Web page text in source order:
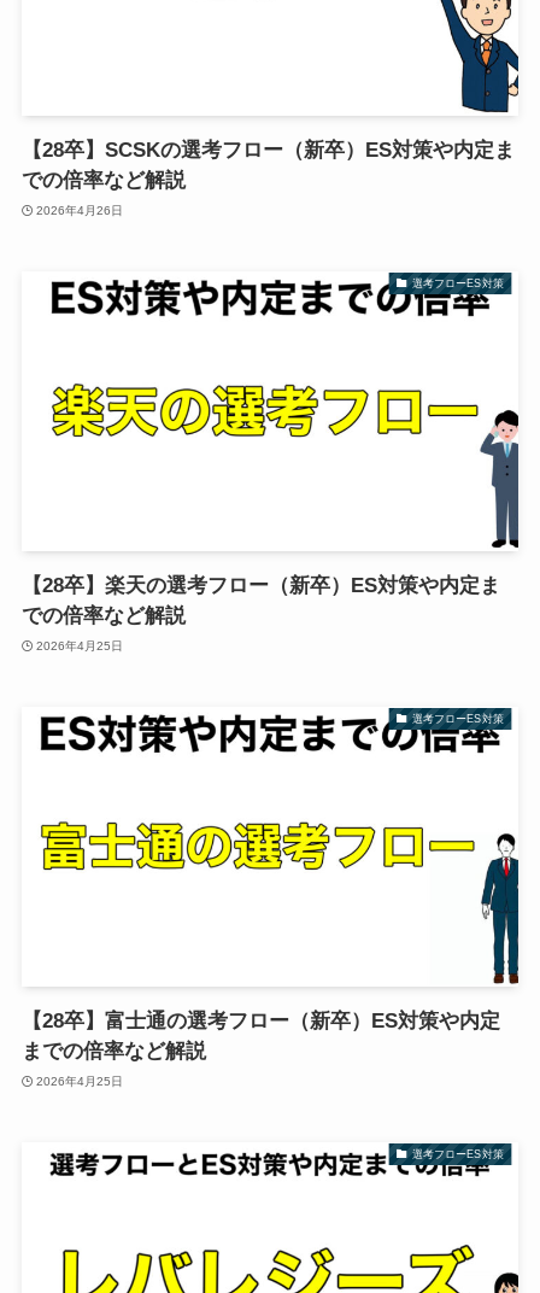
【28卒】SCSKの選考フロー（新卒）ES対策や内定ま
での倍率など解説
2026年4月26日
選考フローES対策
【28卒】楽天の選考フロー（新卒）ES対策や内定ま
での倍率など解説
2026年4月25日
選考フローES対策
【28卒】富士通の選考フロー（新卒）ES対策や内定
までの倍率など解説
2026年4月25日
選考フローES対策